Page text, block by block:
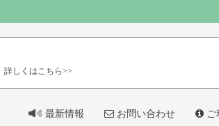
詳しくはこちら>>
最新情報 お問い合わせ
ご